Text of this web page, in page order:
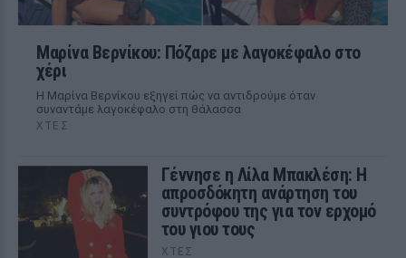
Μαρίνα Βερνίκου: Πόζαρε με λαγοκέφαλο στο
χέρι
Η Μαρίνα Βερνίκου εξηγεί πώς να αντιδρούμε όταν
συναντάμε λαγοκέφαλο στη θάλασσα
ΧΤΕΣ
Γέννησε η Λίλα Μπακλέση: Η
απροσδόκητη ανάρτηση του
συντρόφου της για τον ερχομό
του γιου τους
ΧΤΕΣ